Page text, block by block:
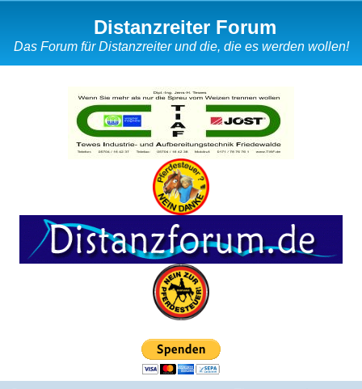
Distanzreiter Forum
Das Forum für Distanzreiter und die, die es werden wollen!